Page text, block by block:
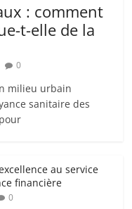
: comment
t-elle de la
0
milieu urbain
sanitaire des
au service
financière
0